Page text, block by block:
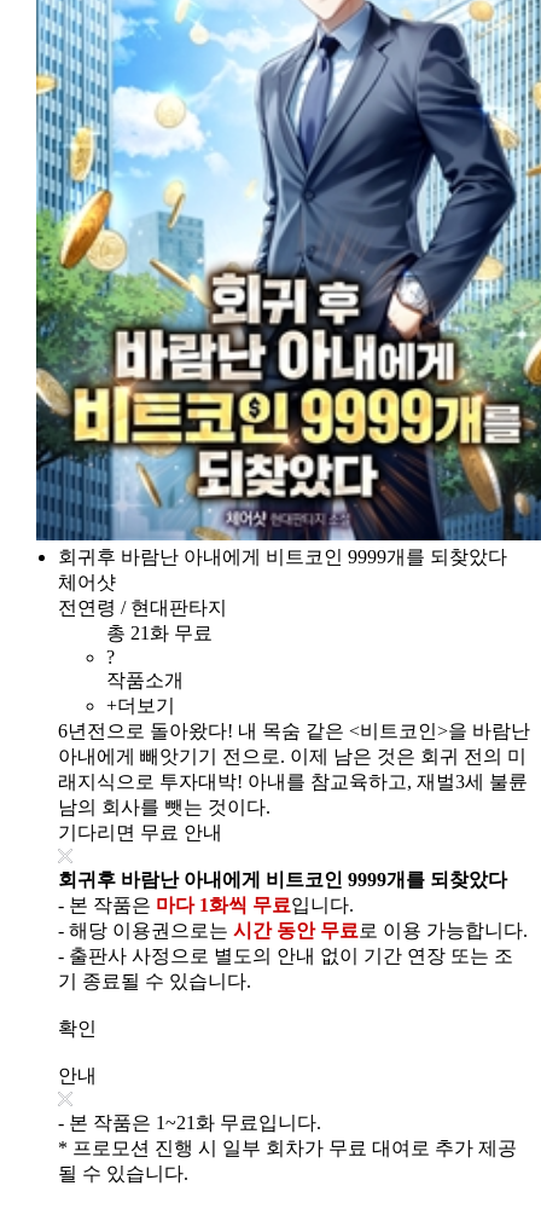
회귀후 바람난 아내에게 비트코인 9999개를 되찾았다
체어샷
전연령 / 현대판타지
총 21화 무료
?
작품소개
+더보기
6년전으로 돌아왔다! 내 목숨 같은 <비트코인>을 바람난
아내에게 빼앗기기 전으로. 이제 남은 것은 회귀 전의 미
래지식으로 투자대박! 아내를 참교육하고, 재벌3세 불륜
남의 회사를 뺏는 것이다.
기다리면 무료 안내
회귀후 바람난 아내에게 비트코인 9999개를 되찾았다
- 본 작품은 마다 1화씩 무료입니다.
- 해당 이용권으로는 시간 동안 무료 로 이용 가능합니다.
- 출판사 사정으로 별도의 안내 없이 기간 연장 또는 조
기 종료될 수 있습니다.
확인
안내
- 본 작품은 1~21화 무료입니다.
* 프로모션 진행 시 일부 회차가 무료 대여로 추가 제공
될 수 있습니다.